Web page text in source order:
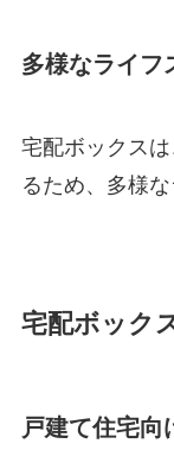
多様なライフ
宅配ボックス
るため、多様
宅配ボック
戸建て住宅向